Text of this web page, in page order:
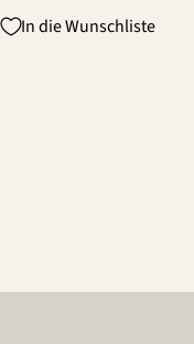
In die Wunschliste